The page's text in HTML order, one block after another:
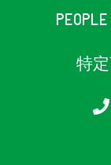
PEOPLE
特